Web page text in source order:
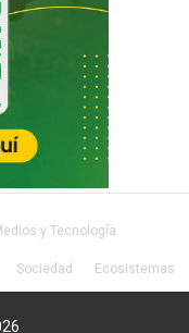
y Tecnología
Sociedad Ecosistemas